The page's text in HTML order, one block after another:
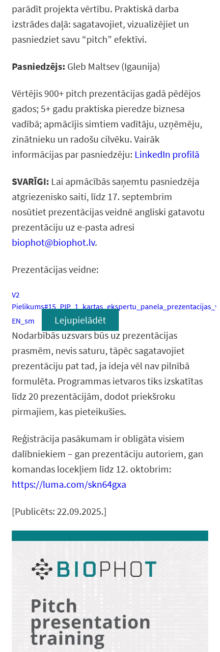
parādīt projekta vērtību. Praktiskā darba
izstrādes daļā: sagatavojiet, vizualizējiet un
pasniedziet savu “pitch” efektīvi.
Pasniedzējs: Gleb Maltsev (Igaunija)
Vērtējis 900+ pitch prezentācijas gadā pēdējos
gados; 5+ gadu praktiska pieredze biznesa
vadībā; apmācījis simtiem vadītāju, uzņēmēju,
zinātnieku un radošu cilvēku. Vairāk
informācijas par pasniedzēju: LinkedIn profilā
SVARĪGI: Lai apmācībās saņemtu pasniedzēja
atgriezenisko saiti, līdz 17. septembrim
nosūtiet prezentācijas veidnē angliski gatavotu
prezentāciju uz e-pasta adresi
biophot@biophot.lv.
Prezentācijas veidne:
V2
EN_sm
Lejupielādēt
Nodarbībās uzsvars būs uz prezentācijas
prasmēm, nevis saturu, tāpēc sagatavojiet
prezentāciju pat tad, ja ideja vēl nav pilnībā
formulēta. Programmas ietvaros tiks izskatītas
līdz 20 prezentācijām, dodot priekšroku
pirmajiem, kas pieteikušies.
Reģistrācija pasākumam ir obligāta visiem
dalībniekiem – gan prezentāciju autoriem, gan
komandas locekļiem līdz 12. oktobrim:
https://luma.com/skn64gxa
[Publicēts: 22.09.2025.]